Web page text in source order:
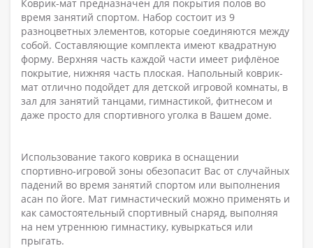
Коврик-мат предназначен для покрытия полов во
время занятий спортом. Набор состоит из 9
разноцветных элементов, которые соединяются между
собой. Составляющие комплекта имеют квадратную
форму. Верхняя часть каждой части имеет рифлёное
покрытие, нижняя часть плоская. Напольный коврик-
мат отлично подойдет для детской игровой комнаты, в
зал для занятий танцами, гимнастикой, фитнесом и
даже просто для спортивного уголка в Вашем доме.
Использование такого коврика в оснащении
спортивно-игровой зоны обезопасит Вас от случайных
падений во время занятий спортом или выполнения
асан по йоге. Мат гимнастический можно применять и
как самостоятельный спортивный снаряд, выполняя
на нем утреннюю гимнастику, кувыркаться или
прыгать.